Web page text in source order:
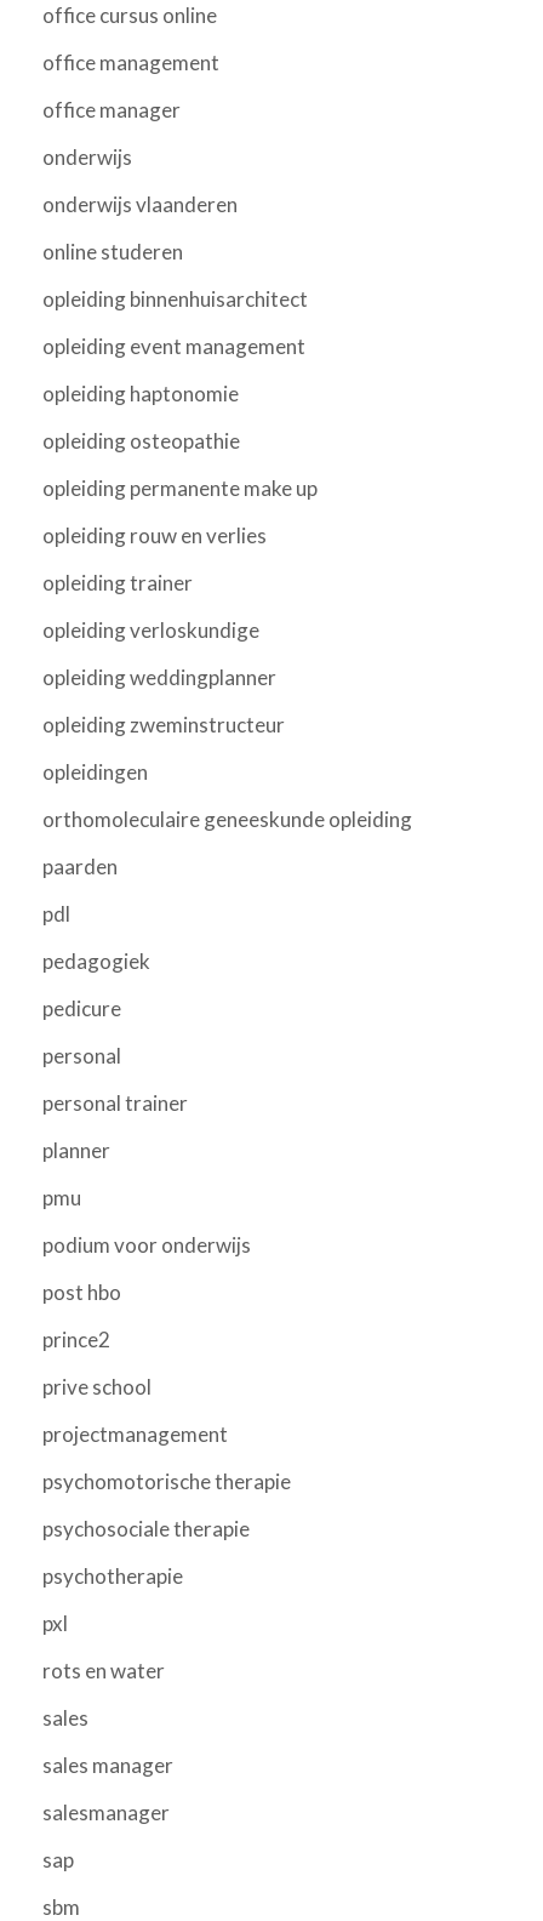
office cursus online
office management
office manager
onderwijs
onderwijs vlaanderen
online studeren
opleiding binnenhuisarchitect
opleiding event management
opleiding haptonomie
opleiding osteopathie
opleiding permanente make up
opleiding rouw en verlies
opleiding trainer
opleiding verloskundige
opleiding weddingplanner
opleiding zweminstructeur
opleidingen
orthomoleculaire geneeskunde opleiding
paarden
pdl
pedagogiek
pedicure
personal
personal trainer
planner
pmu
podium voor onderwijs
post hbo
prince2
prive school
projectmanagement
psychomotorische therapie
psychosociale therapie
psychotherapie
pxl
rots en water
sales
sales manager
salesmanager
sap
sbm